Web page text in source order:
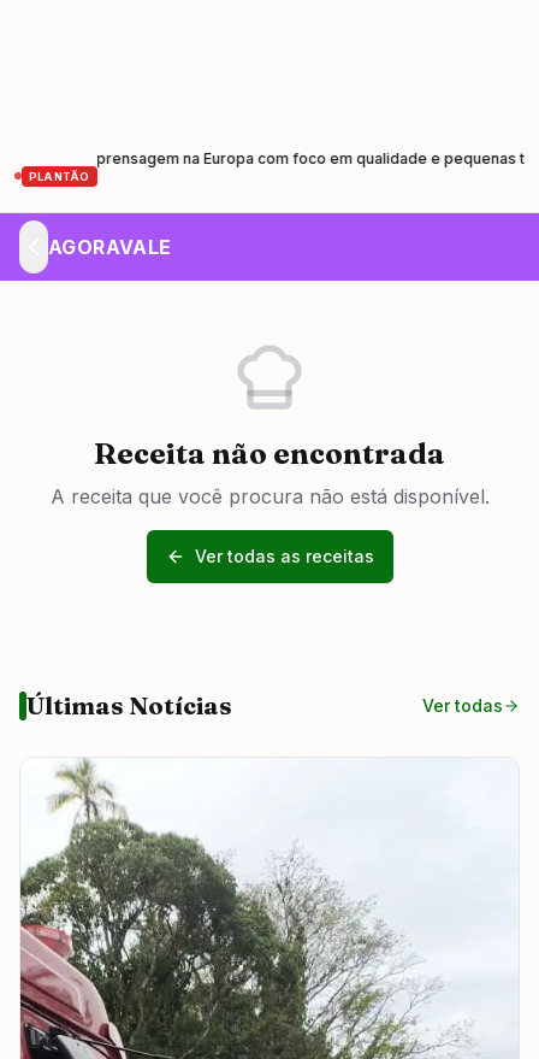
PLANTÃO
prensagem na Europa com foco em qualidade e pequenas tiragens
AGORAVALE
Receita não encontrada
A receita que você procura não está disponível.
Ver todas as receitas
Últimas Notícias Ver todas